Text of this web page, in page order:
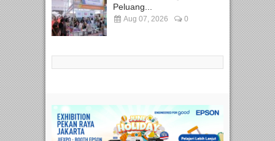
Peluang...
Aug 07, 2026 0